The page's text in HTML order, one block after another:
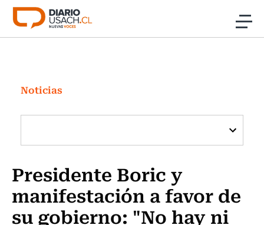
Click acá para ir directamente al contenido
Investigación
Cultura
Programas Radio y TV Usach
Noticias
Presidente Boric y
manifestación a favor de
su gobierno: "No hay ni